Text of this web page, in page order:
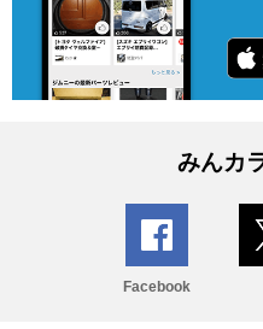
みんカ
Facebook